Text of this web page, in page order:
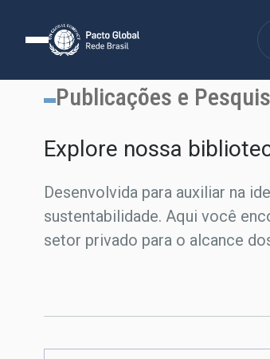
Publicações e
Explore nossa
Desenvolvida para auxiliar na
sustentabilidade. Aqui você
setor privado para o alcance